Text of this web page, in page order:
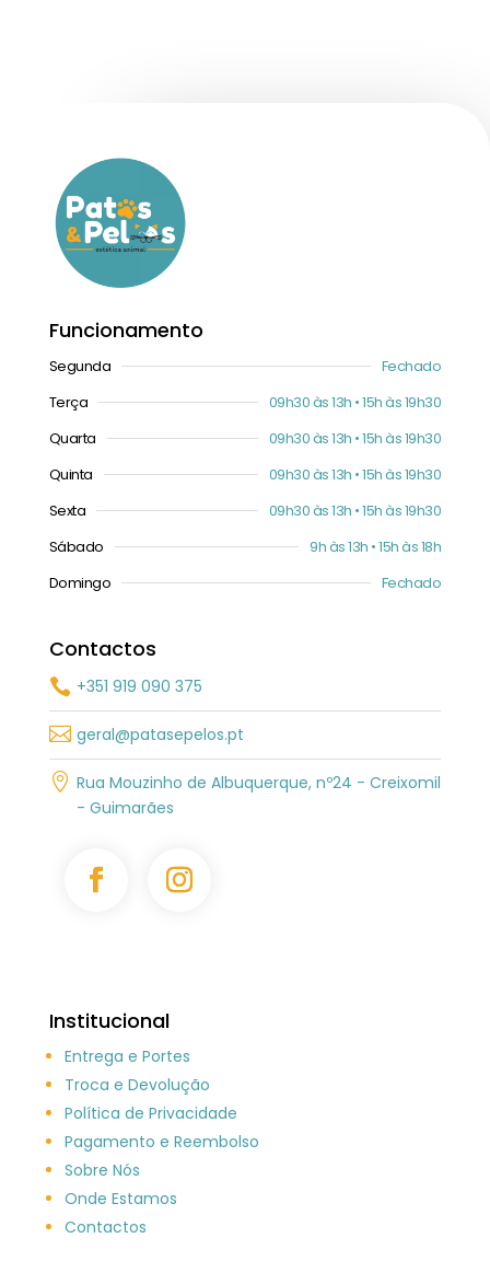
Funcionamento
Segunda
Fechado
Terça
09h30 às 13h • 15h às 19h30
Quarta
09h30 às 13h • 15h às 19h30
Quinta
09h30 às 13h • 15h às 19h30
Sexta
09h30 às 13h • 15h às 19h30
Sábado
9h às 13h • 15h às 18h
Domingo
Fechado
Contactos
 +351 919 090 375
 geral@patasepelos.pt
 Rua Mouzinho de Albuquerque, nº24 - Creixomil
- Guimarães
Institucional
Entrega e Portes
Troca e Devolução
Política de Privacidade
Pagamento e Reembolso
Sobre Nós
Onde Estamos
Contactos